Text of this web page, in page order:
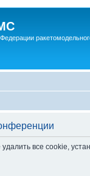
удалить все cookie,